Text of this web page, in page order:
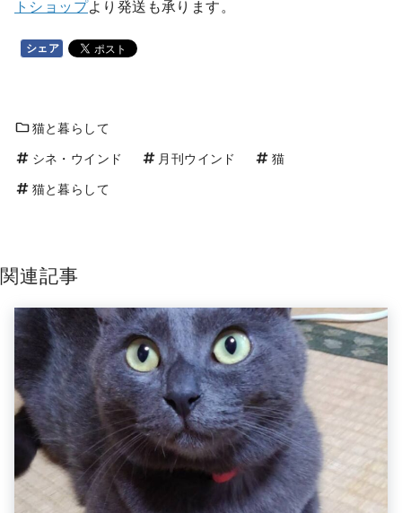
トショップより発送も承ります。
シェア
猫と暮らして
シネ・ウインド
月刊ウインド
猫
猫と暮らして
関連記事